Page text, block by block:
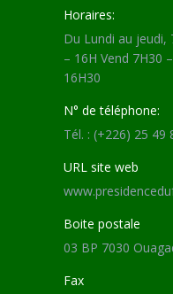
Horaires:
Du Lundi au jeudi,
– 16H Vend 7H30
16H30
N° de téléphone:
Tél. : (+226) 25 49
URL site web
Boite postale
03 BP 7030
Fax